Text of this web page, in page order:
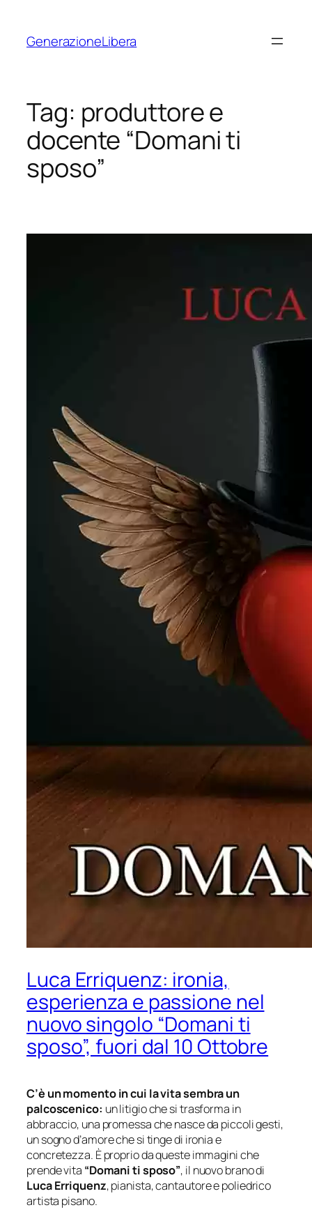
contenuto
GenerazioneLibera
Tag: produttore e
docente “Domani ti
sposo”
Luca Erriquenz: ironia,
esperienza e passione nel
nuovo singolo “Domani ti
sposo”, fuori dal 10 Ottobre
C’è un momento in cui la vita sembra un
palcoscenico: un litigio che si trasforma in
abbraccio, una promessa che nasce da piccoli gesti,
un sogno d’amore che si tinge di ironia e
concretezza. È proprio da queste immagini che
prende vita “Domani ti sposo”, il nuovo brano di
Luca Erriquenz, pianista, cantautore e poliedrico
artista pisano.